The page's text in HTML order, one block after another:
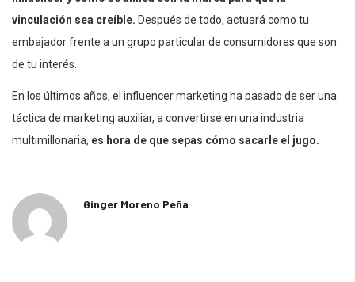
vinculación sea creíble. Después de todo, actuará como tu
embajador frente a un grupo particular de consumidores que son
de tu interés.
En los últimos años, el influencer marketing ha pasado de ser una
táctica de marketing auxiliar, a convertirse en una industria
multimillonaria, es hora de que sepas cómo sacarle el jugo.
Ginger Moreno Peña